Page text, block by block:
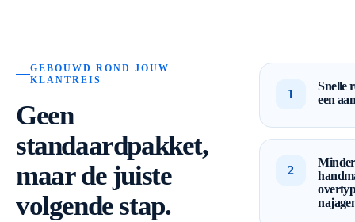
GEBOUWD ROND JOUW
KLANTREIS
Geen
standaardpakket,
maar de juiste
volgende stap.
1
Snelle
een
2
Minder